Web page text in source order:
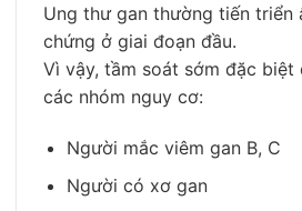
Ung thư gan thường tiến triển
chứng ở giai đoạn đầu.
Vì vậy, tầm soát sớm đặc biệt
các nhóm nguy cơ:
Người mắc viêm gan B, C
Người có xơ gan